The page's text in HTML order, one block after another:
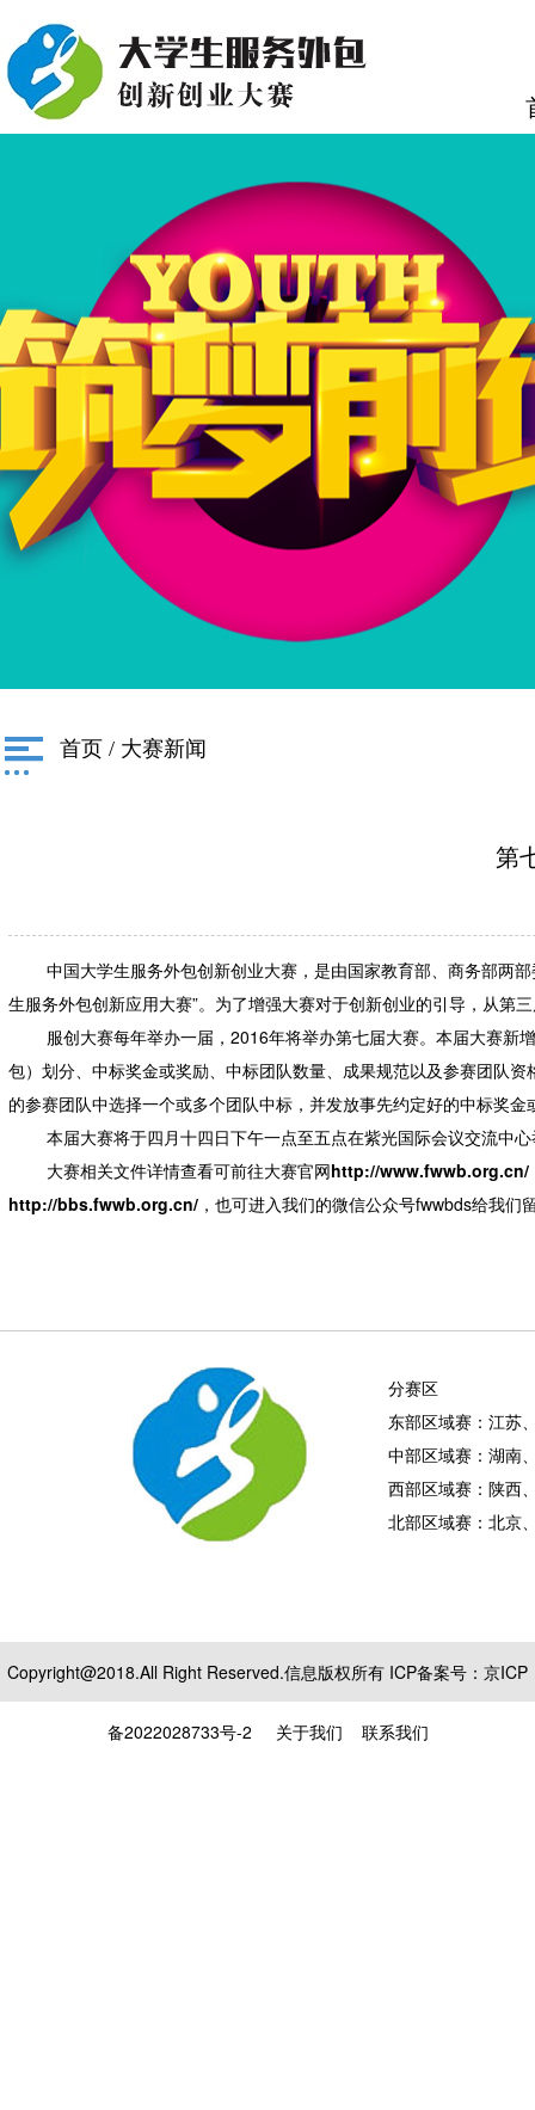
首页 / 大赛新闻
第
中国大学生服务外包创新创业大赛，是由国家教育部、商务部两部
生服务外包创新应用大赛”。为了增强大赛对于创新创业的引导，从第
服创大赛每年举办一届，2016年将举办第七届大赛。本届大赛新增
包）划分、中标奖金或奖励、中标团队数量、成果规范以及参赛团队
的参赛团队中选择一个或多个团队中标，并发放事先约定好的中标奖金
本届大赛将于四月十四日下午一点至五点在紫光国际会议交流中心
大赛相关文件详情查看可前往大赛官网http://www.fwwb.org.cn/
http://bbs.fwwb.org.cn/ ，也可进入我们的微信公众号fwwbds给我们
分赛区
东部区域赛：江苏
中部区域赛：湖南
西部区域赛：陕西
北部区域赛：北京
Copyright@2018.All Right Reserved.信息版权所有 ICP备案号： 京ICP
备2022028733号-2 关于我们 联系我们